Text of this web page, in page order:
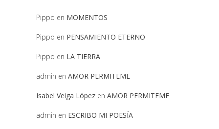
Pippo en MOMENTOS
Pippo en PENSAMIENTO ETERNO
Pippo en LA TIERRA
admin en AMOR PERMITEME
Isabel Veiga López en AMOR PERMITEME
admin en ESCRIBO MI POESÍA